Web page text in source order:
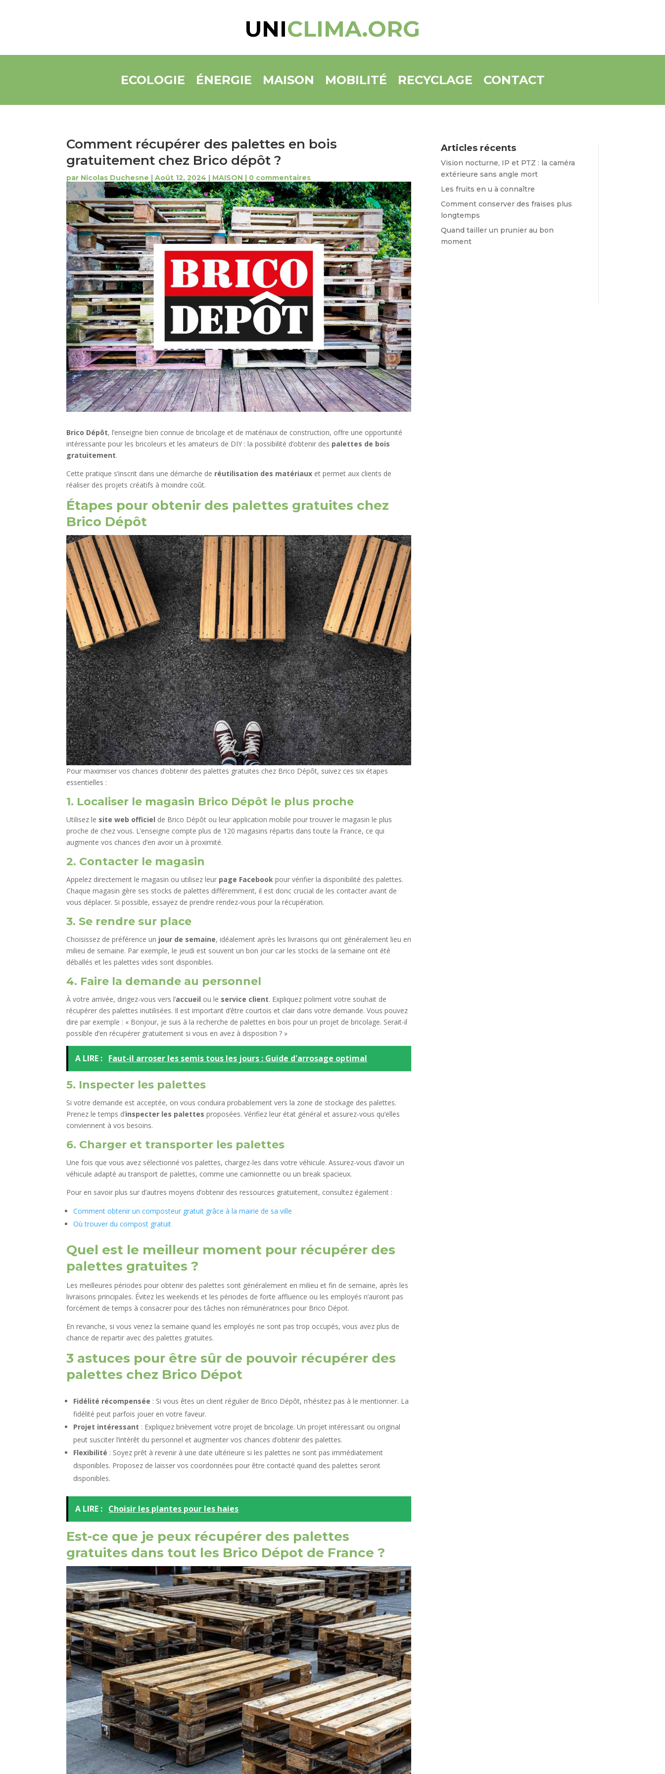
UNICLIMA.ORG
ECOLOGIE ÉNERGIE MAISON MOBILITÉ RECYCLAGE CONTACT
Comment récupérer des palettes en bois
gratuitement chez Brico dépôt ?
par Nicolas Duchesne |Août 12, 2024 MAISON 0 commentaires
Brico Dépôt, l’enseigne bien connue de bricolage et de matériaux de construction, offre une opportunité
intéressante pour les bricoleurs et les amateurs de DIY : la possibilité d’obtenir des palettes de bois
gratuitement.
Cette pratique s’inscrit dans une démarche de réutilisation des matériaux et permet aux clients de
réaliser des projets créatifs à moindre coût.
Étapes pour obtenir des palettes gratuites chez
Brico Dépôt
Pour maximiser vos chances d’obtenir des palettes gratuites chez Brico Dépôt, suivez ces six étapes
essentielles :
1. Localiser le magasin Brico Dépôt le plus proche
Utilisez le site web officiel de Brico Dépôt ou leur application mobile pour trouver le magasin le plus
proche de chez vous. L’enseigne compte plus de 120 magasins répartis dans toute la France, ce qui
augmente vos chances d’en avoir un à proximité.
2. Contacter le magasin
Appelez directement le magasin ou utilisez leur page Facebook pour vérifier la disponibilité des palettes.
Chaque magasin gère ses stocks de palettes différemment, il est donc crucial de les contacter avant de
vous déplacer. Si possible, essayez de prendre rendez-vous pour la récupération.
3. Se rendre sur place
Choisissez de préférence un jour de semaine, idéalement après les livraisons qui ont généralement lieu en
milieu de semaine. Par exemple, le jeudi est souvent un bon jour car les stocks de la semaine ont été
déballés et les palettes vides sont disponibles.
4. Faire la demande au personnel
À votre arrivée, dirigez-vous vers l’accueil ou le service client. Expliquez poliment votre souhait de
récupérer des palettes inutilisées. Il est important d’être courtois et clair dans votre demande. Vous pouvez
dire par exemple : « Bonjour, je suis à la recherche de palettes en bois pour un projet de bricolage. Serait-il
possible d’en récupérer gratuitement si vous en avez à disposition ? »
A LIRE : Faut-il arroser les semis tous les jours : Guide d'arrosage optimal
5. Inspecter les palettes
Si votre demande est acceptée, on vous conduira probablement vers la zone de stockage des palettes.
Prenez le temps d’inspecter les palettes proposées. Vérifiez leur état général et assurez-vous qu’elles
conviennent à vos besoins.
6. Charger et transporter les palettes
Une fois que vous avez sélectionné vos palettes, chargez-les dans votre véhicule. Assurez-vous d’avoir un
véhicule adapté au transport de palettes, comme une camionnette ou un break spacieux.
Pour en savoir plus sur d’autres moyens d’obtenir des ressources gratuitement, consultez également :
Comment obtenir un composteur gratuit grâce à la mairie de sa ville
Où trouver du compost gratuit
Quel est le meilleur moment pour récupérer des
palettes gratuites ?
Les meilleures périodes pour obtenir des palettes sont généralement en milieu et fin de semaine, après les
livraisons principales. Évitez les weekends et les périodes de forte affluence ou les employés n’auront pas
forcément de temps à consacrer pour des tâches non rémunératrices pour Brico Dépot.
En revanche, si vous venez la semaine quand les employés ne sont pas trop occupés, vous avez plus de
chance de repartir avec des palettes gratuites.
3 astuces pour être sûr de pouvoir récupérer des
palettes chez Brico Dépot
Fidélité récompensée : Si vous êtes un client régulier de Brico Dépôt, n’hésitez pas à le mentionner. La
fidélité peut parfois jouer en votre faveur.
Projet intéressant : Expliquez brièvement votre projet de bricolage. Un projet intéressant ou original
peut susciter l’intérêt du personnel et augmenter vos chances d’obtenir des palettes.
Flexibilité : Soyez prêt à revenir à une date ultérieure si les palettes ne sont pas immédiatement
disponibles. Proposez de laisser vos coordonnées pour être contacté quand des palettes seront
disponibles.
A LIRE : Choisir les plantes pour les haies
Est-ce que je peux récupérer des palettes
gratuites dans tout les Brico Dépot de France ?
Articles récents
Vision nocturne, IP et PTZ : la caméra
extérieure sans angle mort
Les fruits en u à connaître
Comment conserver des fraises plus
longtemps
Quand tailler un prunier au bon
moment